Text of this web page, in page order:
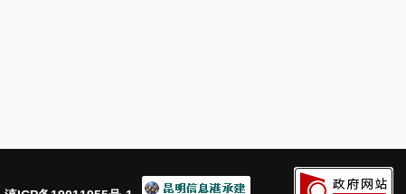
5.根据《中华人民共和国审计法》的有关